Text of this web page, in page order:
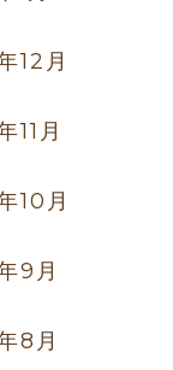
12月
11月
10月
9月
8月